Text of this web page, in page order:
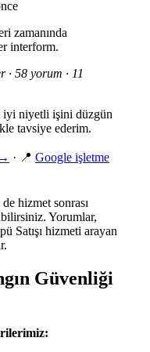
zamanında
interform.
· 58 yorum · 11
iyi niyetli işini düzgün
tavsiye ederim.
· 📍 Google işletme
hizmet sonrası
Yorumlar,
Satışı hizmeti arayan
Güvenliği